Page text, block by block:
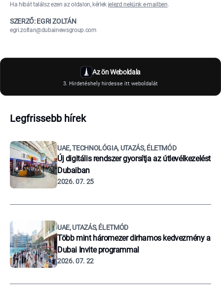
Ha hibát találsz ezen az oldalon, kérlek jelezd nekünk e-mailben.
SZERZŐ: EGRI ZOLTÁN
egri.zoltan@dubainewsgroup.com
Az ön Weboldala
3. Hirdetéshely hirdesse itt weboldalát
Legfrissebb hírek
UAE, TECHNOLÓGIA, UTAZÁS, ÉLETMÓD
Új digitális rendszer gyorsítja az útlevélkezelést
Dubaiban
2026. 07. 25
UAE, UTAZÁS, ÉLETMÓD
Több mint háromezer dirhamos kedvezmény a
Dubai Invite programmal
2026. 07. 22